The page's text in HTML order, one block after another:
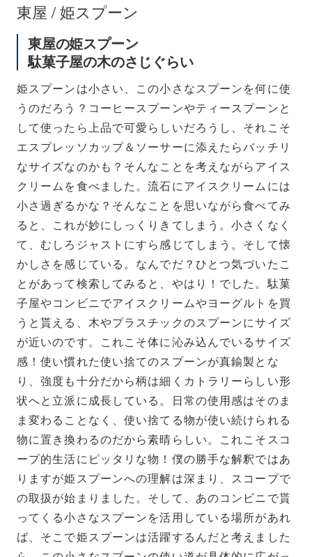
東屋 / 姫スプーン
東屋の姫スプーン
駄菓子屋の木のさじぐらい
姫スプーンは小さい、この小さなスプーンを何に使
うのだろう？コーヒースプーンやティースプーンと
して使ったら上品で可愛らしいだろうし、それこそ
エスプレッソカップ＆ソーサーに添えたらバッチリ
なサイズなのかも？そんなことを考えながらアイス
クリームを食べました。流石にアイスクリームには
小さ過ぎるかな？そんなことを思いながら食べてみ
ると、これが妙にしっくりきてしまう。小さくなく
て、むしろジャストにすら感じてしまう。そして懐
かしさを感じている。なんでだ？ひとつ気づいたこ
とがあって検索してみると、やはり！でした。駄菓
子屋やコンビニでアイスクリームやヨーグルトを買
うと貰える、木やプラスチックのスプーンにサイズ
が近いのです。これこそ体に沁み込んでいるサイズ
感！使い慣れた使い捨てのスプーンが真鍮製とな
り、強度も十分だから柄は細くカトラリーらしい形
状へと立派に成長している。日常の使用感はそのま
ま変わることなく、使い捨てる物が使い続けられる
物に置き換わるのだから素晴らしい。これこそスコ
ープ的生活にピッタリな物！僕の勝手な解釈ではあ
りますが姫スプーンへの理解は深まり、スコープで
の取扱が始まりました。そして、あのコンビニで貰
ってくる小さなスプーンを活用している場所があれ
ば、そこで姫スプーンは活躍するんだと考えました